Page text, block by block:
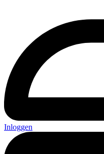
Inloggen